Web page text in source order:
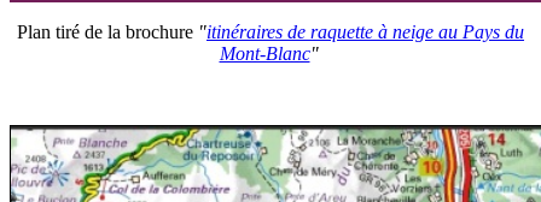
Plan tiré de la brochure "itinéraires de raquette à neige au Pays du
Mont-Blanc"